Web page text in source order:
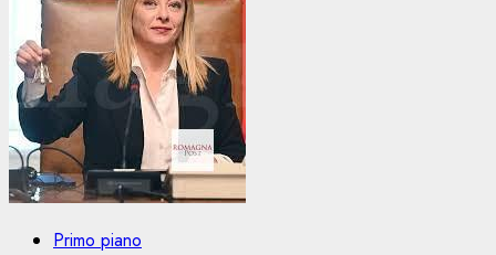
Primo piano